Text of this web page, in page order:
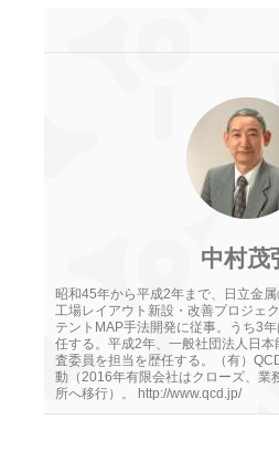
中村茂
昭和45年から平成2年まで、日立金
工場レイアウト新設・改善プロジェ
テントMAP手法開発に従事。うち3
任する。平成2年、一般社団法人日
査委員を担当を歴任する。（有）
動（2016年有限会社はクローズ、業
所へ移行）。 http://www.qcd.jp/